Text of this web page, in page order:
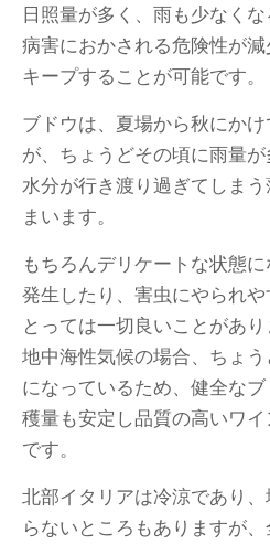
日照量が多く、雨も少なく
病害におかされる危険性が
キープすることが可能です。
ブドウは、夏場から秋にか
が、ちょうどその頃に雨量
水分が行き渡り過ぎてしま
まいます。
もちろんデリケートな状態
発生したり、害虫にやられ
とっては一切良いことがあり
地中海性気候の場合、ちょ
になっているため、健全な
穫量も安定し品質の高いワ
です。
北部イタリアは冷涼であり
らないところもありますが